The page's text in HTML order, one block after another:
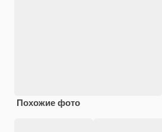
Похожие фото